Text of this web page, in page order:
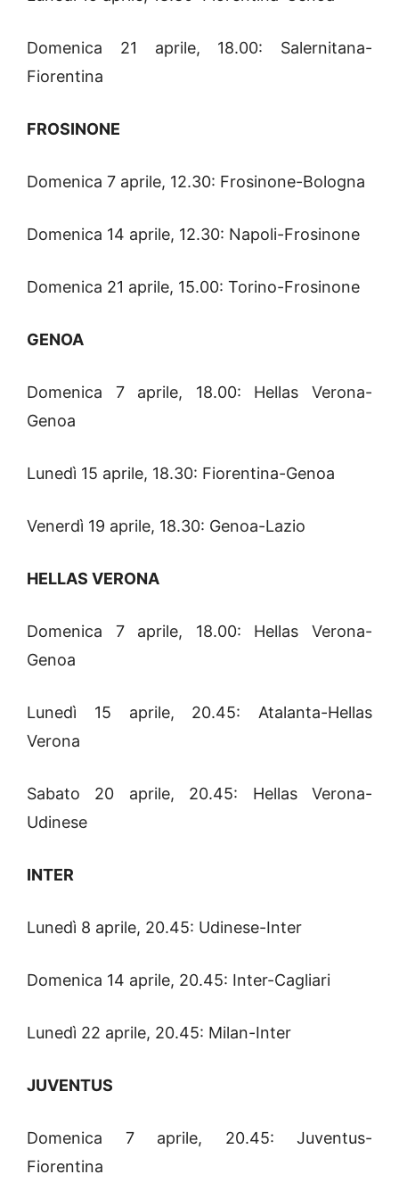
Domenica 21 aprile, 18.00: Salernitana-
Fiorentina
FROSINONE
Domenica 7 aprile, 12.30: Frosinone-Bologna
Domenica 14 aprile, 12.30: Napoli-Frosinone
Domenica 21 aprile, 15.00: Torino-Frosinone
GENOA
Domenica 7 aprile, 18.00: Hellas Verona-
Genoa
Lunedì 15 aprile, 18.30: Fiorentina-Genoa
Venerdì 19 aprile, 18.30: Genoa-Lazio
HELLAS VERONA
Domenica 7 aprile, 18.00: Hellas Verona-
Genoa
Lunedì 15 aprile, 20.45: Atalanta-Hellas
Verona
Sabato 20 aprile, 20.45: Hellas Verona-
Udinese
INTER
Lunedì 8 aprile, 20.45: Udinese-Inter
Domenica 14 aprile, 20.45: Inter-Cagliari
Lunedì 22 aprile, 20.45: Milan-Inter
JUVENTUS
Domenica 7 aprile, 20.45: Juventus-
Fiorentina